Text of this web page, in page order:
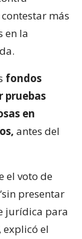
más
en la
fondos
pruebas
en
antes del
el voto de
presentar
jurídica para
explicó el